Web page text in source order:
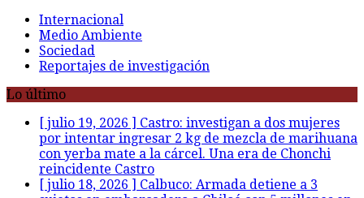
Internacional
Medio Ambiente
Sociedad
Reportajes de investigación
Lo último
[ julio 19, 2026 ] Castro: investigan a dos mujeres
por intentar ingresar 2 kg de mezcla de marihuana
con yerba mate a la cárcel. Una era de Chonchi
reincidente Castro
[ julio 18, 2026 ] Calbuco: Armada detiene a 3